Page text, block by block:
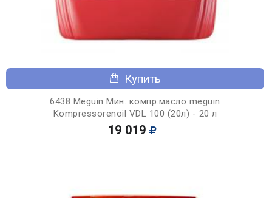
Купить
6438 Meguin Мин. компр.масло meguin
Kompressorenoil VDL 100 (20л) - 20 л
19 019